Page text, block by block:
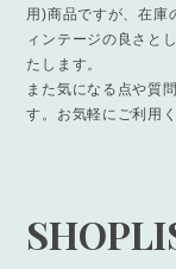
用)商品ですが、在庫
ィンテージの良さと
たします。
また気になる点や質
す。お気軽にご利用